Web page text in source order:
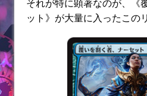
それが特に顕著なのが、《
ット》が大量に入ったこの